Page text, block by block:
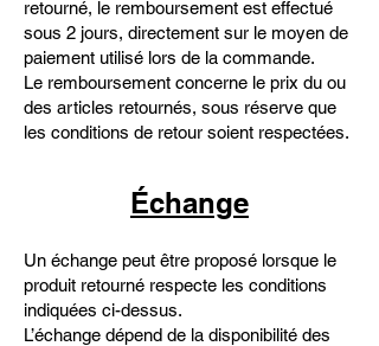
retourné, le remboursement est effectué
sous 2 jours, directement sur le moyen de
paiement utilisé lors de la commande.
Le remboursement concerne le prix du ou
des articles retournés, sous réserve que
les conditions de retour soient respectées.
Échange
Un échange peut être proposé lorsque le
produit retourné respecte les conditions
indiquées ci-dessus.
L’échange dépend de la disponibilité des